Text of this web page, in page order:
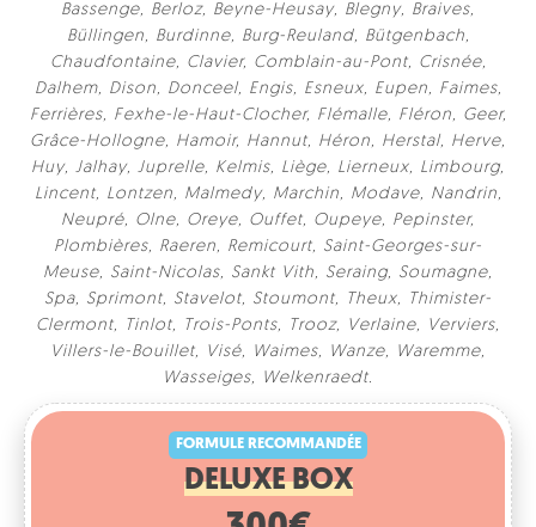
Bassenge, Berloz, Beyne-Heusay, Blegny, Braives,
Büllingen, Burdinne, Burg-Reuland, Bütgenbach,
Chaudfontaine, Clavier, Comblain-au-Pont, Crisnée,
Dalhem, Dison, Donceel, Engis, Esneux, Eupen, Faimes,
Ferrières, Fexhe-le-Haut-Clocher, Flémalle, Fléron, Geer,
Grâce-Hollogne, Hamoir, Hannut, Héron, Herstal, Herve,
Huy, Jalhay, Juprelle, Kelmis, Liège, Lierneux, Limbourg,
Lincent, Lontzen, Malmedy, Marchin, Modave, Nandrin,
Neupré, Olne, Oreye, Ouffet, Oupeye, Pepinster,
Plombières, Raeren, Remicourt, Saint-Georges-sur-
Meuse, Saint-Nicolas, Sankt Vith, Seraing, Soumagne,
Spa, Sprimont, Stavelot, Stoumont, Theux,
Thimister-
Clermont, Tinlot, Trois-Ponts, Trooz, Verlaine, Verviers,
Villers-le-Bouillet, Visé, Waimes, Wanze, Waremme,
Wasseiges, Welkenraedt.
FORMULE RECOMMANDÉE
DELUXE BOX
300€
400 impressions instantanées